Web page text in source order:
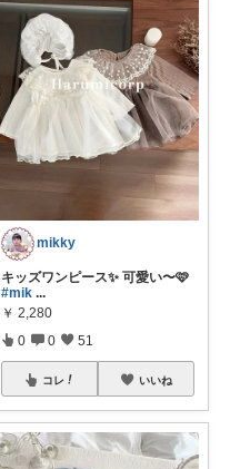
mikky
キッズワンピース✨ 可愛い〜🩷
#mik ...
￥ 2,280
0 0 51
コレ いいね